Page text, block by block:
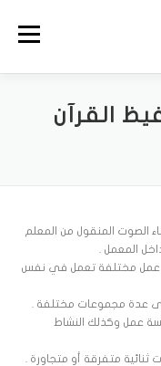
Menu
القرآن
الصوت المنقول من المعلم
المعمل .
عمل مختلفة تعمل في نفس
عدة مجموعات مختلفة .
عمل وكذلك النشاط
متفرقة أو متجاورة .